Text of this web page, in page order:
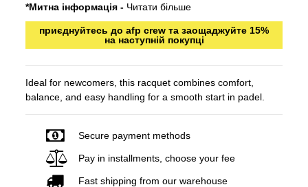
*Митна інформація - Читати більше
приєднуйтесь до afp crew та заощаджуйте 15%
на наступній покупці
Ideal for newcomers, this racquet combines comfort,
balance, and easy handling for a smooth start in padel.
Secure payment methods
Pay in installments, choose your fee
Fast shipping from our warehouse